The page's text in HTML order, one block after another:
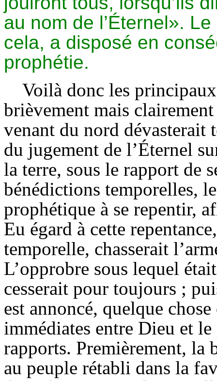
au nom de l’Éternel».
cela, a disposé en
prophétie.
Voilà donc les
brièvement mais
venant du nord dévasterait
du jugement de l’Éternel
la terre, sous le rapport de
bénédictions temporelles,
prophétique à se repentir,
Eu égard à cette
temporelle, chasserait
L’opprobre sous lequel
cesserait pour toujours ;
est annoncé, quelque
immédiates entre Dieu et
rapports. Premièrement, la
au peuple rétabli dans la